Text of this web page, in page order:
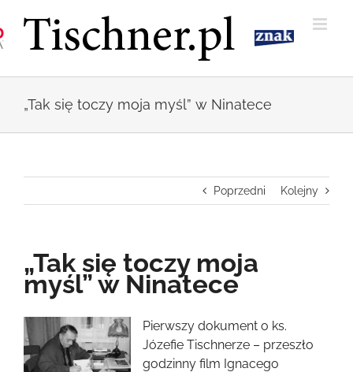
zawartości
„Tak się toczy moja myśl” w Ninatece
Poprzedni Kolejny
„Tak się toczy moja
myśl” w Ninatece
Pokaż
większy
obrazek
Pierwszy dokument o ks.
Józefie Tischnerze – przeszło
godzinny film Ignacego